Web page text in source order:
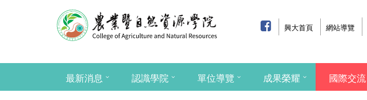
興大首頁 網站導覽
最新消息 認識學院 單位導覽 成果榮耀 國際交流